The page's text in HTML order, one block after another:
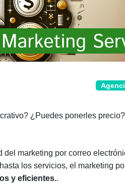
¿Puedes ponerles precio?
marketing por correo
los servicios, el marketing
y eficientes..